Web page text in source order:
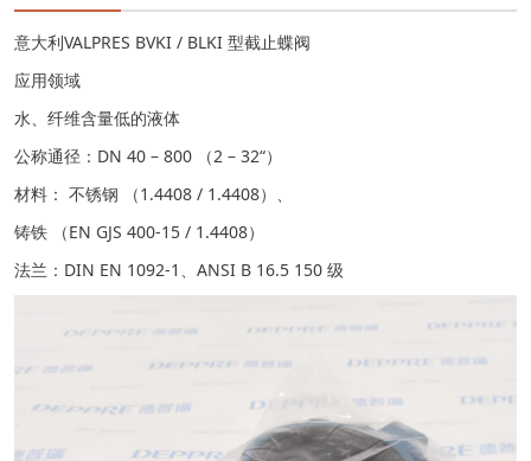
意大利VALPRES BVKI / BLKI 型截止蝶阀
应用领域
水、纤维含量低的液体
公称通径：DN 40 – 800 （2 – 32“）
材料： 不锈钢 （1.4408 / 1.4408）、
铸铁 （EN GJS 400-15 / 1.4408）
法兰：DIN EN 1092-1、ANSI B 16.5 150 级